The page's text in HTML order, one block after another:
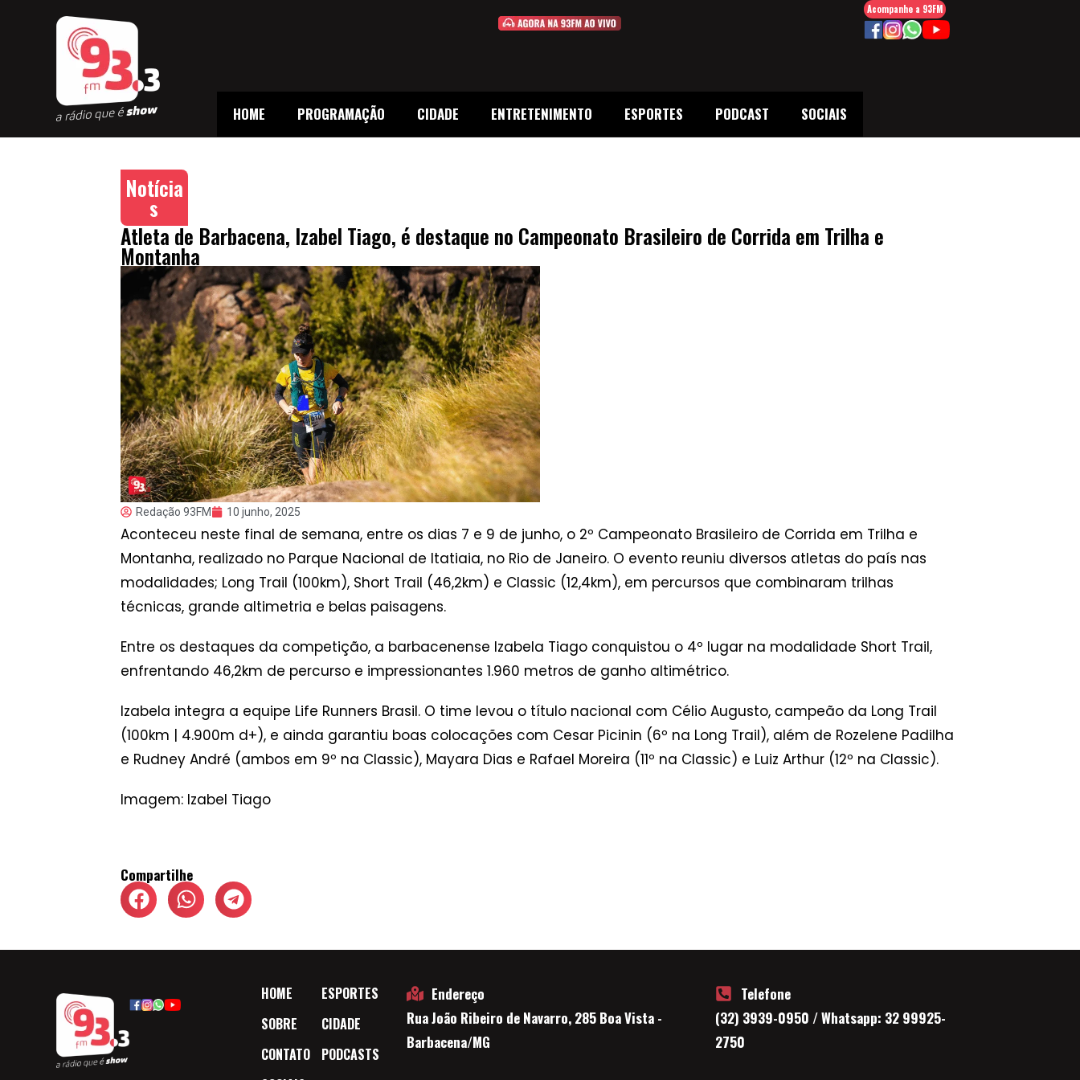
HOME PROGRAMAÇÃO CIDADE ENTRETENIMENTO ESPORTES PODCAST SOCIAIS
Acompanhe a 93FM
Notícia
s
Atleta de Barbacena, Izabel Tiago, é destaque no Campeonato Brasileiro de Corrida em Trilha e
Montanha
Redação 93FM 10 junho, 2025
Aconteceu neste final de semana, entre os dias 7 e 9 de junho, o 2º Campeonato Brasileiro de Corrida em Trilha e
Montanha, realizado no Parque Nacional de Itatiaia, no Rio de Janeiro. O evento reuniu diversos atletas do país nas
modalidades; Long Trail (100km), Short Trail (46,2km) e Classic (12,4km), em percursos que combinaram trilhas
técnicas, grande altimetria e belas paisagens.
Entre os destaques da competição, a barbacenense Izabela Tiago conquistou o 4º lugar na modalidade Short Trail,
enfrentando 46,2km de percurso e impressionantes 1.960 metros de ganho altimétrico.
Izabela integra a equipe Life Runners Brasil. O time levou o título nacional com Célio Augusto, campeão da Long Trail
(100km | 4.900m d+), e ainda garantiu boas colocações com Cesar Picinin (6º na Long Trail), além de Rozelene Padilha
e Rudney André (ambos em 9º na Classic), Mayara Dias e Rafael Moreira (11º na Classic) e Luiz Arthur (12º na Classic).
Imagem: Izabel Tiago
Compartilhe
HOME
SOBRE
CONTATO
ESPORTES
CIDADE
PODCASTS
Endereço
Rua João Ribeiro de Navarro, 285 Boa Vista -
Barbacena/MG
Telefone
(32) 3939-0950 / Whatsapp: 32 99925-
2750